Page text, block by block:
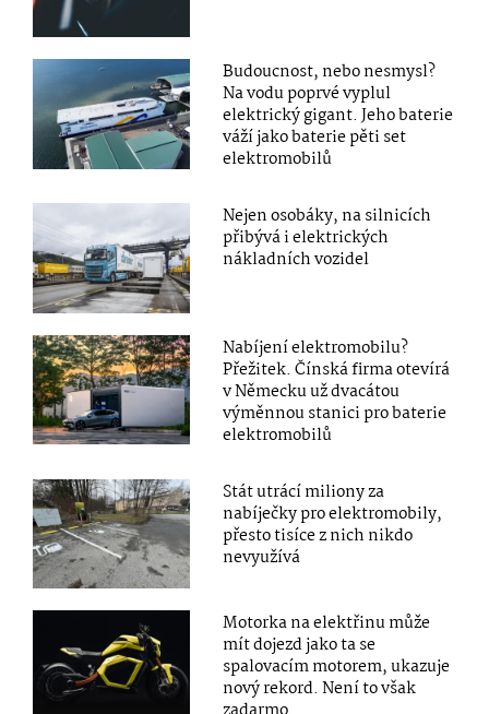
Budoucnost, nebo nesmysl?
Na vodu poprvé vyplul
elektrický gigant. Jeho baterie
váží jako baterie pěti set
elektromobilů
Nejen osobáky, na silnicích
přibývá i elektrických
nákladních vozidel
Nabíjení elektromobilu?
Přežitek. Čínská firma otevírá
v Německu už dvacátou
výměnnou stanici pro baterie
elektromobilů
Stát utrácí miliony za
nabíječky pro elektromobily,
přesto tisíce z nich nikdo
nevyužívá
Motorka na elektřinu může
mít dojezd jako ta se
spalovacím motorem, ukazuje
nový rekord. Není to však